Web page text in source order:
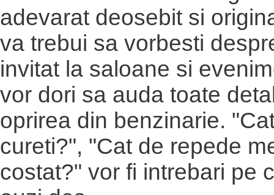
adevarat deosebit si
va trebui sa vorbesti
invitat la saloane si
vor dori sa auda toate
oprirea din benzinarie.
cureti?", "Cat de repede
costat?" vor fi intrebari pe